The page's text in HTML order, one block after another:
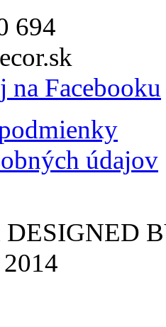
694
na Facebooku
údajov
DESIGNED